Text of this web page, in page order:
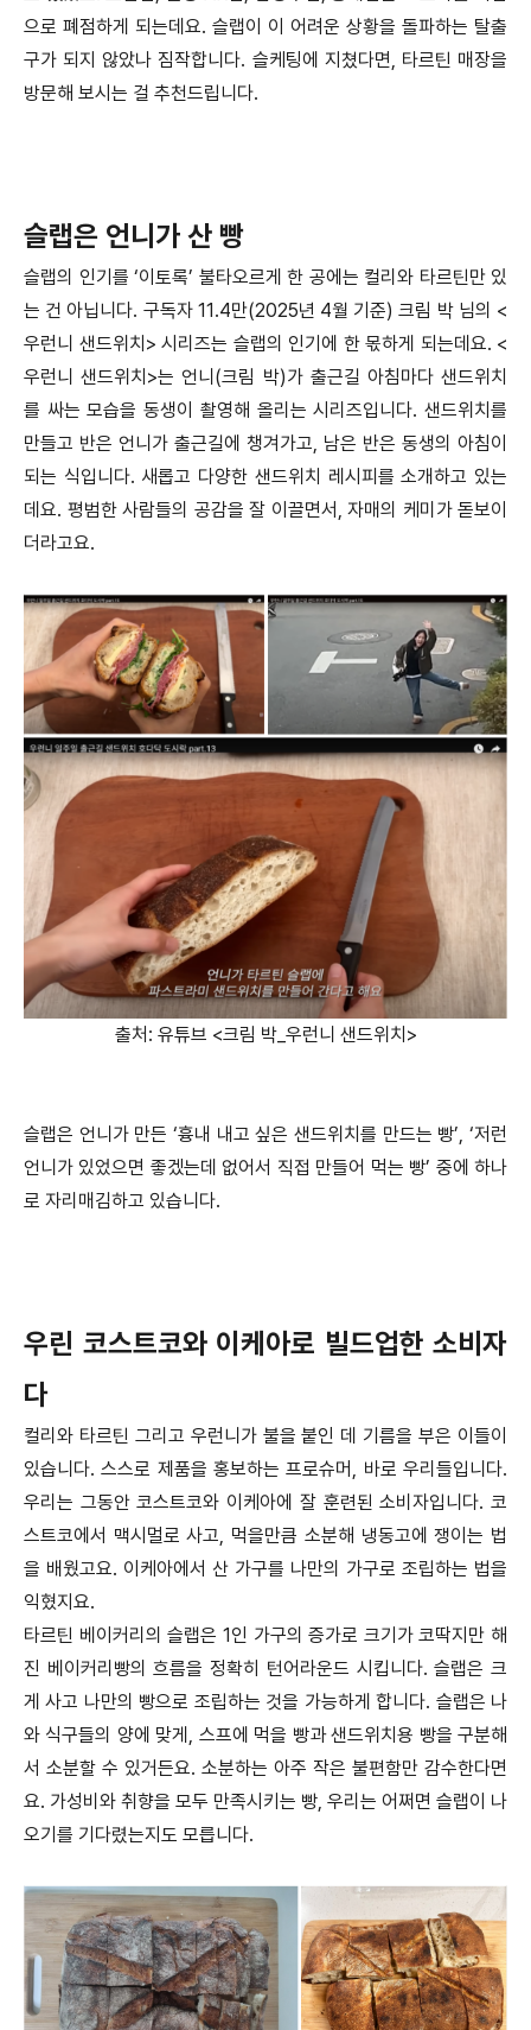
으로 폐점하게 되는데요. 슬랩이 이 어려운 상황을 돌파하는 탈출
구가 되지 않았나 짐작합니다. 슬케팅에 지쳤다면, 타르틴 매장을
방문해 보시는 걸 추천드립니다.
슬랩은 언니가 산 빵
슬랩의 인기를 ‘이토록’ 불타오르게 한 공에는 컬리와 타르틴만 있
는 건 아닙니다. 구독자 11.4만(2025년 4월 기준) 크림 박 님의 <
우런니 샌드위치> 시리즈는 슬랩의 인기에 한 몫하게 되는데요. <
우런니 샌드위치>는 언니(크림 박)가 출근길 아침마다 샌드위치
를 싸는 모습을 동생이 촬영해 올리는 시리즈입니다. 샌드위치를
만들고 반은 언니가 출근길에 챙겨가고, 남은 반은 동생의 아침이
되는 식입니다. 새롭고 다양한 샌드위치 레시피를 소개하고 있는
데요. 평범한 사람들의 공감을 잘 이끌면서, 자매의 케미가 돋보이
더라고요.
출처: 유튜브 <크림 박_우런니 샌드위치>
슬랩은 언니가 만든 ‘흉내 내고 싶은 샌드위치를 만드는 빵’, ‘저런
언니가 있었으면 좋겠는데 없어서 직접 만들어 먹는 빵’ 중에 하나
로 자리매김하고 있습니다.
우린 코스트코와 이케아로 빌드업한 소비자
다
컬리와 타르틴 그리고 우런니가 불을 붙인 데 기름을 부은 이들이
있습니다. 스스로 제품을 홍보하는 프로슈머, 바로 우리들입니다.
우리는 그동안 코스트코와 이케아에 잘 훈련된 소비자입니다. 코
스트코에서 맥시멀로 사고, 먹을만큼 소분해 냉동고에 쟁이는 법
을 배웠고요. 이케아에서 산 가구를 나만의 가구로 조립하는 법을
익혔지요.
타르틴 베이커리의 슬랩은 1인 가구의 증가로 크기가 코딱지만 해
진 베이커리빵의 흐름을 정확히 턴어라운드 시킵니다. 슬랩은 크
게 사고 나만의 빵으로 조립하는 것을 가능하게 합니다. 슬랩은 나
와 식구들의 양에 맞게, 스프에 먹을 빵과 샌드위치용 빵을 구분해
서 소분할 수 있거든요. 소분하는 아주 작은 불편함만 감수한다면
요. 가성비와 취향을 모두 만족시키는 빵, 우리는 어쩌면 슬랩이 나
오기를 기다렸는지도 모릅니다.